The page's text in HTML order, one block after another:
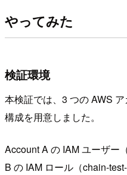
やってみた
検証環境
本検証では、3 つの AWS
構成を用意しました。
Account A の IAM ユーザー
B の IAM ロール（chain-